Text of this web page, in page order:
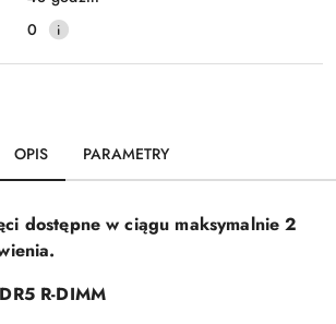
0
OPIS PARAMETRY
dostępne w ciągu maksymalnie 2
R-DIMM